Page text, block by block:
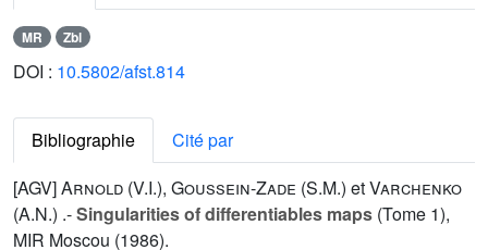
MR Zbl
DOI : 10.5802/afst.814
Bibliographie
Cité par
[AGV]Arnold (V.I.), Goussein-Zade (S.M.) etVarchenko
(A.N.) .-Singularities of differentiables maps (Tome 1),
MIR Moscou (1986).